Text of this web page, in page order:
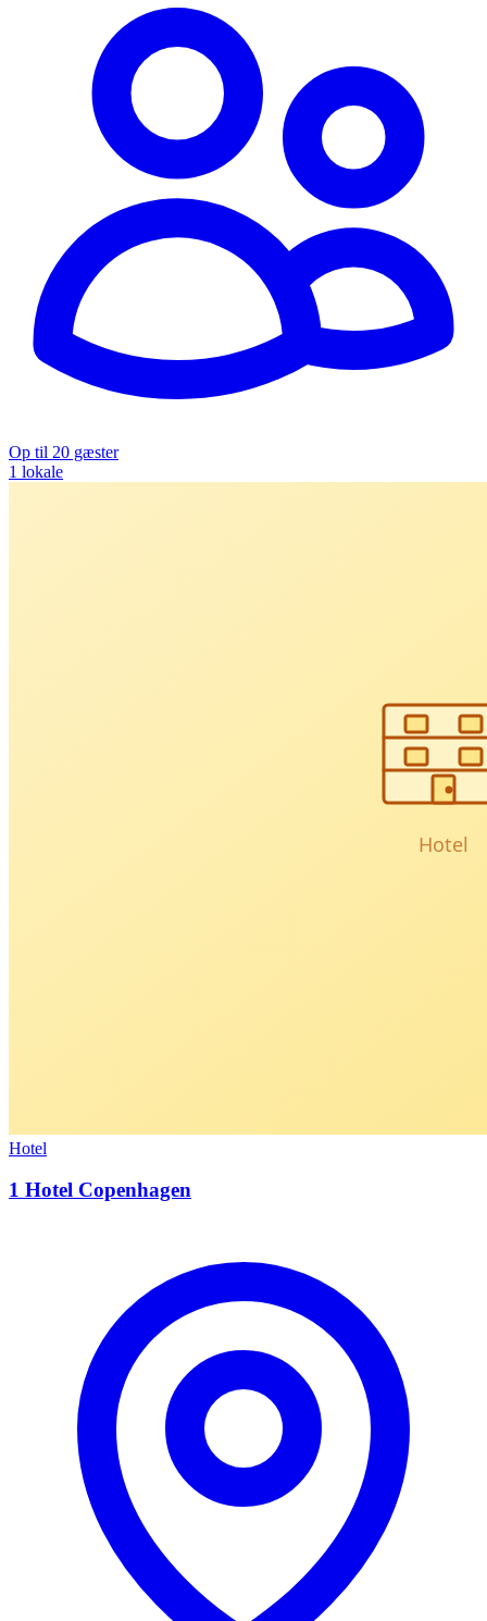
Op til 20 gæster
1 lokale
Hotel
1 Hotel Copenhagen